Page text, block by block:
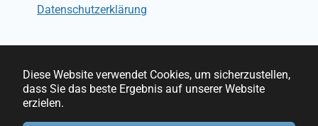
Diese Website verwendet Cookies, um sicherzustellen,
dass Sie das beste Ergebnis auf unserer Website
erzielen.
Datenschutzerklärung
© Ostseebrise Ferienwohnungen